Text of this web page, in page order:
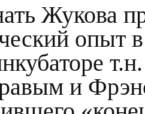
Жукова
опыт
и